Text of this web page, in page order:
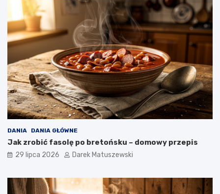
DANIA DANIA GŁÓWNE
Jak zrobić fasolę po bretońsku – domowy przepis
29 lipca 2026 Darek Matuszewski